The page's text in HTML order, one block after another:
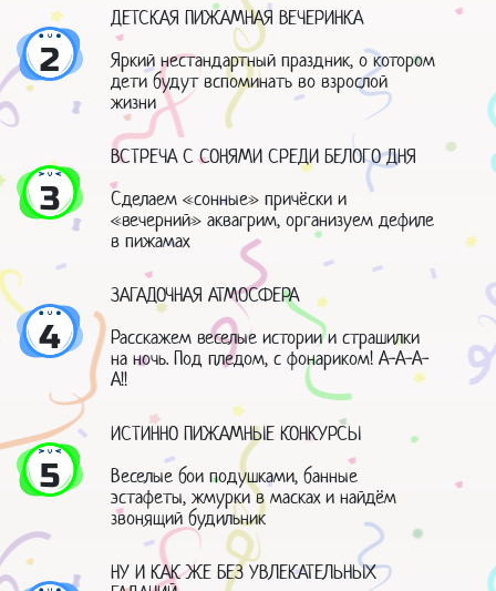
2
ДЕТСКАЯ ПИЖАМНАЯ ВЕЧЕРИНКА
Яркий нестандартный праздник, о котором
дети будут вспоминать во взрослой
жизни
3
ВСТРЕЧА С СОНЯМИ СРЕДИ БЕЛОГО ДНЯ
Сделаем «сонные» причёски и
«вечерний» аквагрим, организуем дефиле
в пижамах
4
ЗАГАДОЧНАЯ АТМОСФЕРА
Расскажем веселые истории и страшилки
на ночь. Под пледом, с фонариком! А-А-А-
А!!
5
ИСТИННО ПИЖАМНЫЕ КОНКУРСЫ
Веселые бои подушками, банные
эстафеты, жмурки в масках и найдём
звонящий будильник
НУ И КАК ЖЕ БЕЗ УВЛЕКАТЕЛЬНЫХ